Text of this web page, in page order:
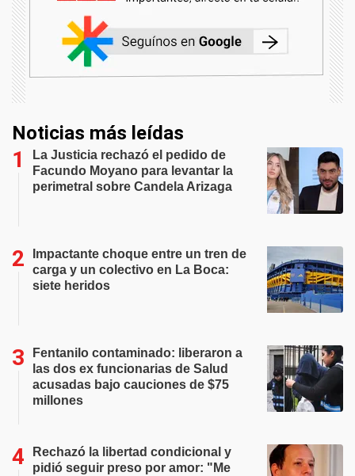
Noticias más leídas
La Justicia rechazó el pedido de
Facundo Moyano para levantar la
perimetral sobre Candela Arizaga
Impactante choque entre un tren de
carga y un colectivo en La Boca:
siete heridos
Fentanilo contaminado: liberaron a
las dos ex funcionarias de Salud
acusadas bajo cauciones de $75
millones
Rechazó la libertad condicional y
pidió seguir preso por amor: "Me